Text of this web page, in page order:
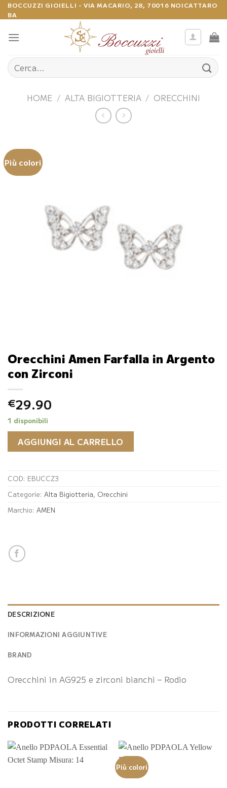
Salta
ai
contenuti
BOCCUZZI GIOIELLI - VIA MACARIO, 28, 70016 NOICATTARO
BA
Cerca:
HOME / ALTA BIGIOTTERIA / ORECCHINI
Più colori
Orecchini Amen Farfalla in Argento
con Zirconi
€29.90
1 disponibili
AGGIUNGI AL CARRELLO
COD: EBUCCZ3
Categorie: Alta Bigiotteria, Orecchini
Marchio: AMEN
DESCRIZIONE
INFORMAZIONI AGGIUNTIVE
BRAND
Orecchini in AG925 e zirconi bianchi – Rodio
PRODOTTI CORRELATI
Più colori